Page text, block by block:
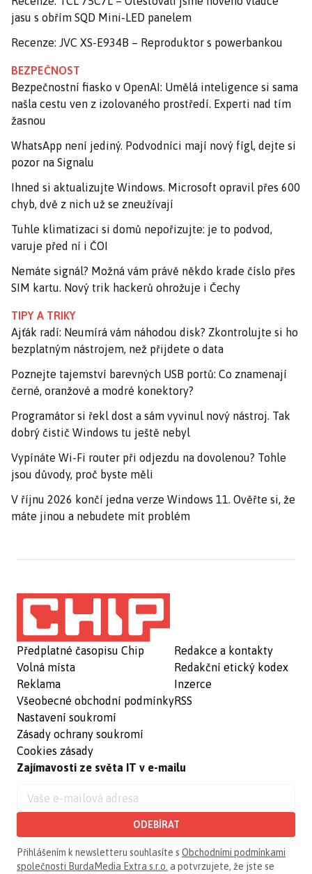
jasu s obřím SQD Mini-LED panelem
Recenze: JVC XS-E934B – Reproduktor s powerbankou
BEZPEČNOST
Bezpečnostní fiasko v OpenAI: Umělá inteligence si sama
našla cestu ven z izolovaného prostředí. Experti nad tím
žasnou
WhatsApp není jediný. Podvodníci mají nový fígl, dejte si
pozor na Signalu
Ihned si aktualizujte Windows. Microsoft opravil přes 600
chyb, dvě z nich už se zneužívají
Tuhle klimatizaci si domů nepořizujte: je to podvod,
varuje před ní i ČOI
Nemáte signál? Možná vám právě někdo krade číslo přes
SIM kartu. Nový trik hackerů ohrožuje i Čechy
TIPY A TRIKY
Ajťák radí: Neumírá vám náhodou disk? Zkontrolujte si ho
bezplatným nástrojem, než přijdete o data
Poznejte tajemství barevných USB portů: Co znamenají
černé, oranžové a modré konektory?
Programátor si řekl dost a sám vyvinul nový nástroj. Tak
dobrý čistič Windows tu ještě nebyl
Vypínáte Wi-Fi router při odjezdu na dovolenou? Tohle
jsou důvody, proč byste měli
V říjnu 2026 končí jedna verze Windows 11. Ověřte si, že
máte jinou a nebudete mít problém
Předplatné časopisu Chip
Volná místa
Reklama
Všeobecné obchodní podmínky
Nastavení soukromí
Zásady ochrany soukromí
Cookies zásady
Redakce a kontakty
Redakční etický kodex
Inzerce
RSS
Zajímavosti ze světa IT v e-mailu
ODEBÍRAT
Přihlášením k newsletteru souhlasíte s Obchodními podmínkami
společnosti BurdaMedia Extra s.r.o. a potvrzujete, že jste se